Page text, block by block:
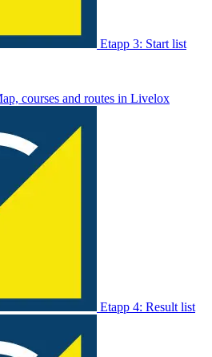
Etapp 3: Start list
courses and routes in Livelox
Etapp 4: Result list